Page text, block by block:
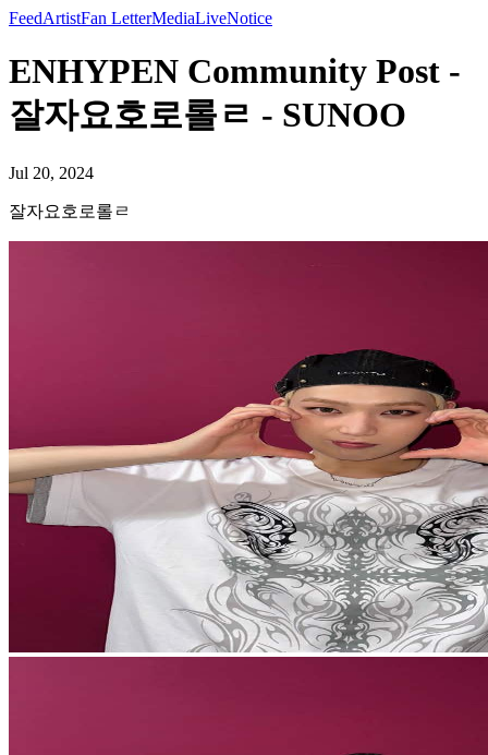
FeedArtistFan LetterMediaLiveNotice
ENHYPEN Community Post -
잘자요호로롤ㄹ - SUNOO
Jul 20, 2024
잘자요호로롤ㄹ